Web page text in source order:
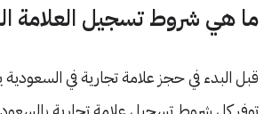
ما هي شروط تسجيل العلامة
قبل البدء في حجز علامة تجارية في